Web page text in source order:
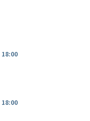
18:00
18:00